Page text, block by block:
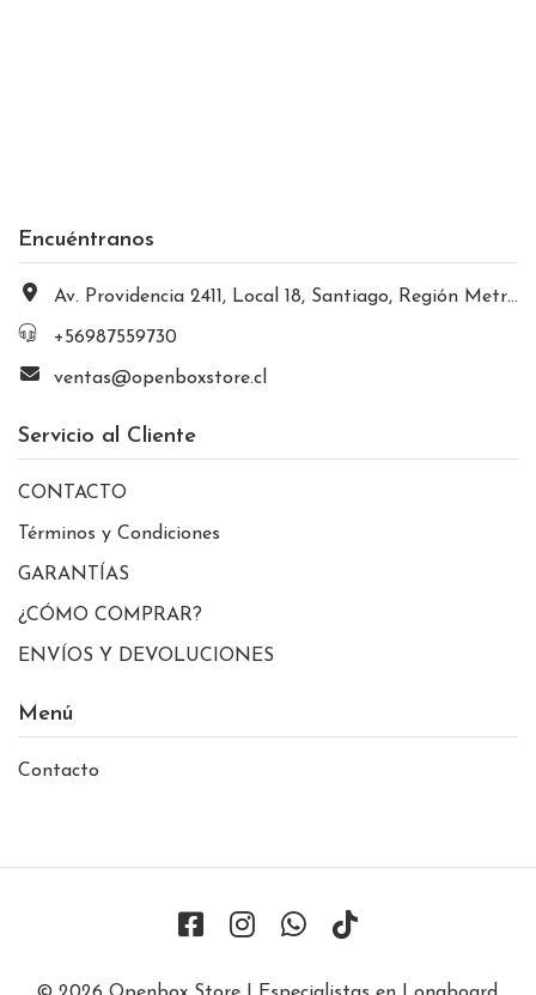
Encuéntranos
Av. Providencia 2411, Local 18, Santiago, Región Metropolitana, Chile
+56987559730
ventas@openboxstore.cl
Servicio al Cliente
CONTACTO
Términos y Condiciones
GARANTÍAS
¿CÓMO COMPRAR?
ENVÍOS Y DEVOLUCIONES
Menú
Contacto